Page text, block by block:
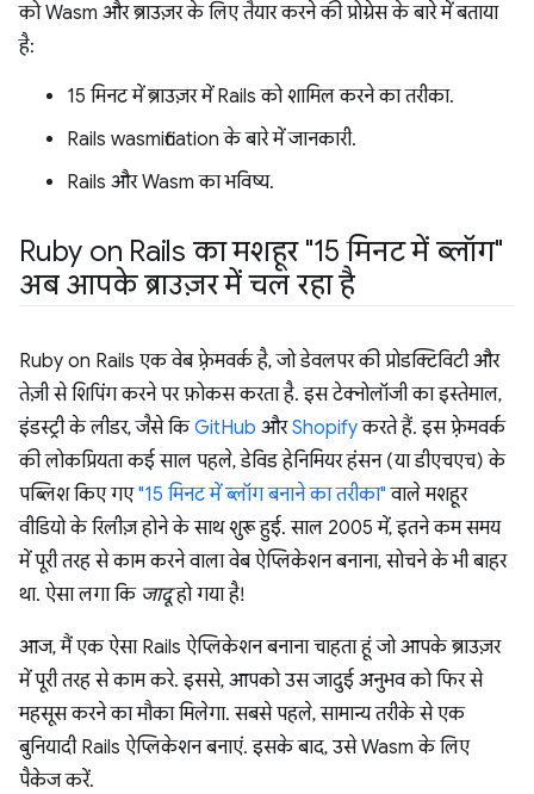
को Wasm और ब्राउज़र के लिए तैयार करने की प्रोग्रेस के बारे में बताया
है:
15 मिनट में ब्राउज़र में Rails को शामिल करने का तरीका.
Rails wasmification के बारे में जानकारी.
Rails और Wasm का भविष्य.
Ruby on Rails का मशहूर "15 मिनट में ब्लॉग"
अब आपके ब्राउज़र में चल रहा है
Ruby on Rails एक वेब फ़्रेमवर्क है, जो डेवलपर की प्रोडक्टिविटी और
तेज़ी से शिपिंग करने पर फ़ोकस करता है. इस टेक्नोलॉजी का इस्तेमाल,
इंडस्ट्री के लीडर, जैसे किGitHub औरShopifyकरते हैं. इस फ़्रेमवर्क
की लोकप्रियता कई साल पहले, डेविड हेनिमियर हंसन (या डीएचएच) के
पब्लिश किए गए"15 मिनट में ब्लॉग बनाने का तरीका" वाले मशहूर
वीडियो के रिलीज़ होने के साथ शुरू हुई. साल 2005 में, इतने कम समय
में पूरी तरह से काम करने वाला वेब ऐप्लिकेशन बनाना, सोचने के भी बाहर
था. ऐसा लगा कि जादूहो गया है!
आज, मैं एक ऐसा Rails ऐप्लिकेशन बनाना चाहता हूं जो आपके ब्राउज़र
में पूरी तरह से काम करे. इससे, आपको उस जादुई अनुभव को फिर से
महसूस करने का मौका मिलेगा. सबसे पहले, सामान्य तरीके से एक
बुनियादी Rails ऐप्लिकेशन बनाएं. इसके बाद, उसे Wasm के लिए
पैकेज करें.